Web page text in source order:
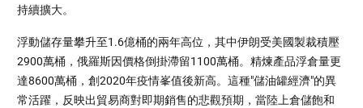
持續擴大。
浮動儲存量攀升至1.6億桶的兩年高位，其中伊朗受美國製裁積壓
2900萬桶，俄羅斯因價格倒掛滯留1100萬桶。精煉產品浮倉量更
達8600萬桶，創2020年疫情峯值後新高。這種"儲油罐經濟"的異
常活躍，反映出貿易商對即期銷售的悲觀預期，當陸上倉儲飽和